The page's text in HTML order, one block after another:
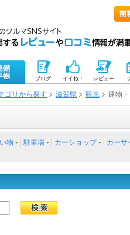
ブログ イイね！ レビュー
ゴリから探す 滋賀県 観光 建物
物 駐車場 カーショップ カーサ